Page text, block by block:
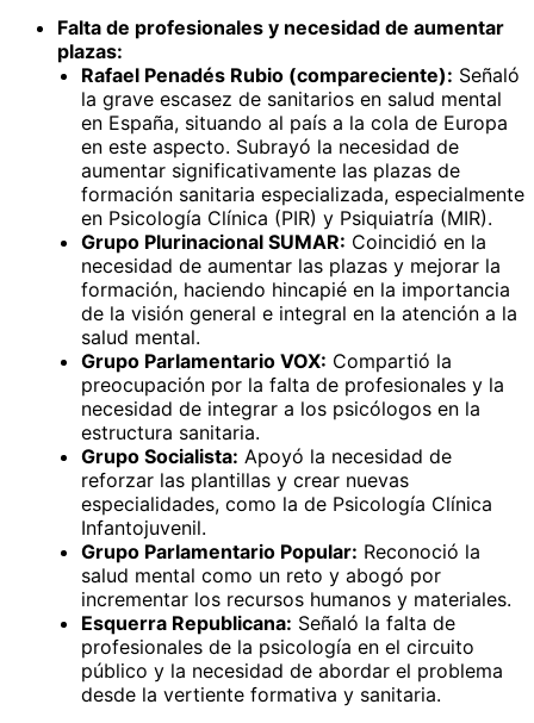
Falta de profesionales y necesidad de aumentar
plazas:
Rafael Penadés Rubio (compareciente): Señaló
la grave escasez de sanitarios en salud mental
en España, situando al país a la cola de Europa
en este aspecto. Subrayó la necesidad de
aumentar significativamente las plazas de
formación sanitaria especializada, especialmente
en Psicología Clínica (PIR) y Psiquiatría (MIR).
Grupo Plurinacional SUMAR: Coincidió en la
necesidad de aumentar las plazas y mejorar la
formación, haciendo hincapié en la importancia
de la visión general e integral en la atención a la
salud mental.
Grupo Parlamentario VOX: Compartió la
preocupación por la falta de profesionales y la
necesidad de integrar a los psicólogos en la
estructura sanitaria.
Grupo Socialista: Apoyó la necesidad de
reforzar las plantillas y crear nuevas
especialidades, como la de Psicología Clínica
Infantojuvenil.
Grupo Parlamentario Popular: Reconoció la
salud mental como un reto y abogó por
incrementar los recursos humanos y materiales.
Esquerra Republicana: Señaló la falta de
profesionales de la psicología en el circuito
público y la necesidad de abordar el problema
desde la vertiente formativa y sanitaria.